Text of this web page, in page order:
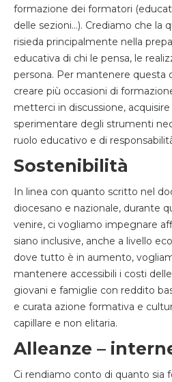
formazione dei formatori
delle sezioni…). Crediamo che la
risieda principalmente nella
educativa di chi le pensa, le
persona. Per mantenere questa
creare più occasioni di
metterci in discussione,
sperimentare degli strumenti
ruolo educativo e di
Sostenibilità
In linea con quanto scritto nel
diocesano e nazionale, durante
venire, ci vogliamo impegnare
siano inclusive, anche a livello
dove tutto è in aumento,
mantenere accessibili i costi
giovani e famiglie con reddito
e curata azione formativa e
capillare e non elitaria.
Alleanze –
Ci rendiamo conto di quanto sia